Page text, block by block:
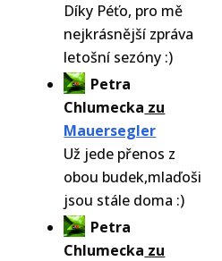
Díky Péťo, pro mě
nejkrásnější zpráva
letošní sezóny :)
Petra
Chlumecka zu
Mauersegler
Už jede přenos z
obou budek,mlaďoši
jsou stále doma :)
Petra
Chlumecka zu